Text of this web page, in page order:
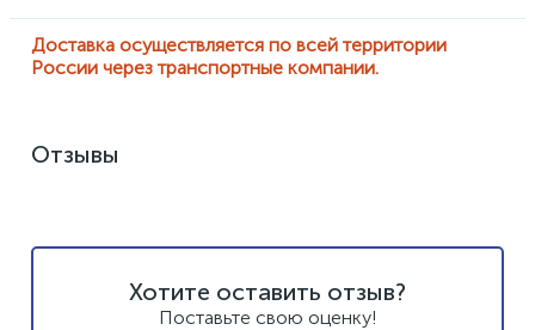
Доставка осуществляется по всей территории
России через транспортные компании.
Отзывы
Хотите оставить отзыв?
Поставьте свою оценку!